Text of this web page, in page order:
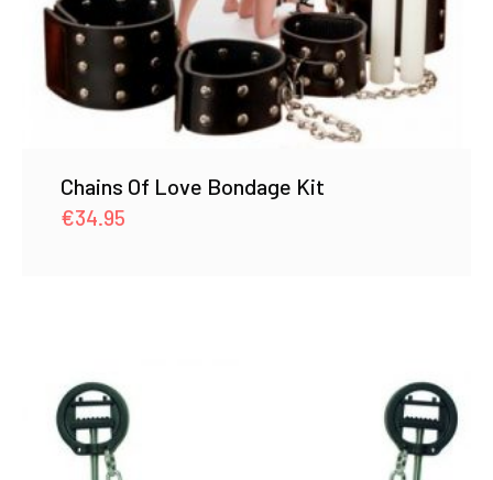
Chains Of Love Bondage Kit
€34.95